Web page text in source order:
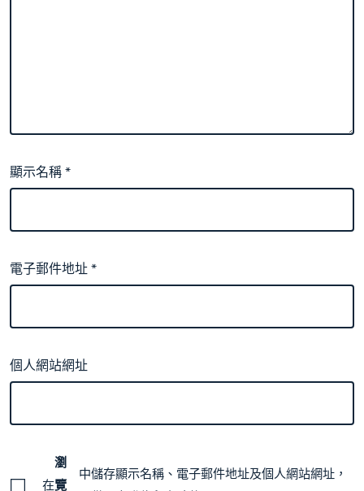
顯示名稱*
電子郵件地址*
個人網站網址
在
瀏
覽
中儲存顯示名稱、電子郵件地址及個人網站網址，